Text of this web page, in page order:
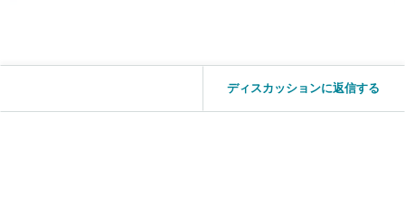
ディスカッションに返信する